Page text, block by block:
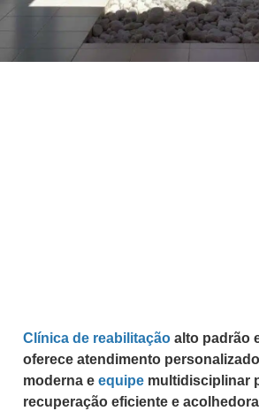
Clínica de reabilitação alto padrão
oferece atendimento
moderna e equipe multidisciplinar
recuperação eficiente e